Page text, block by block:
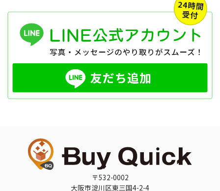
〒532-0002
大阪市淀川区東三国4-2-4